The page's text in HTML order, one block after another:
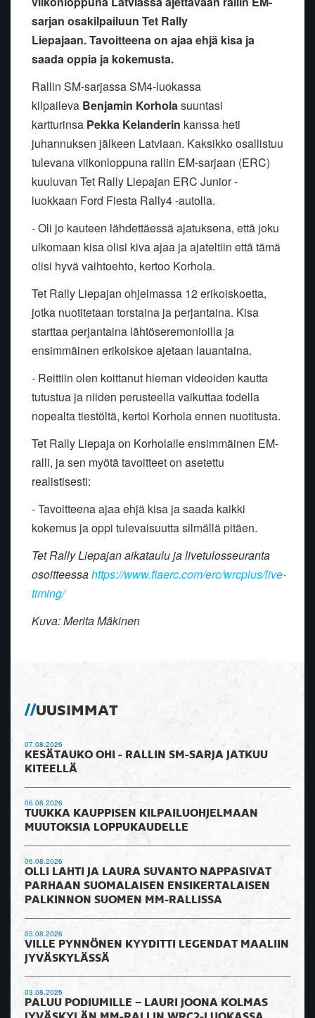
sarjan osakilpailuun Tet Rally
Liepajaan.Tavoitteena on ajaa ehjä kisa ja
saada oppia ja kokemusta.
Rallin SM-sarjassa SM4-luokassa
kilpaileva Benjamin Korholasuuntasi
kartturinsa Pekka Kelanderin kanssa heti
juhannuksen jälkeen Latviaan. Kaksikko osallistuu
tulevana viikonloppuna rallin EM-sarjaan (ERC)
kuuluvan Tet Rally Liepajan ERC Junior -
luokkaan Ford Fiesta Rally4 -autolla.
- Oli jo kauteen lähdettäessä ajatuksena, että joku
ulkomaan kisa olisi kiva ajaa ja ajateltiin että tämä
olisi hyvä vaihtoehto, kertoo Korhola.
Tet Rally Liepajan ohjelmassa 12 erikoiskoetta,
jotka nuotitetaan torstaina ja perjantaina. Kisa
starttaa perjantaina lähtöseremonioilla ja
ensimmäinen erikoiskoe ajetaan lauantaina.
- Reittiin olen koittanut hieman videoiden kautta
tutustua ja niiden perusteella vaikuttaa todella
nopealta tiestöltä, kertoi Korhola ennen nuotitusta.
Tet Rally Liepaja on Korholalle ensimmäinen EM-
ralli, ja sen myötä tavoitteet on asetettu
realistisesti:
- Tavoitteena ajaa ehjä kisa ja saada kaikki
kokemus ja oppi tulevaisuutta silmällä pitäen.
Tet Rally Liepajan aikataulu ja livetulosseuranta
osoitteessahttps://www.fiaerc.com/erc/wrcplus/live-
timing/
Kuva: Merita Mäkinen
UUSIMMAT
07.08.2026
KESÄTAUKO OHI - RALLIN SM-SARJA JATKUU
KITEELLÄ
06.08.2026
TUUKKA KAUPPISEN KILPAILUOHJELMAAN
MUUTOKSIA LOPPUKAUDELLE
06.08.2026
OLLI LAHTI JA LAURA SUVANTO NAPPASIVAT
PARHAAN SUOMALAISEN ENSIKERTALAISEN
PALKINNON SUOMEN MM-RALLISSA
05.08.2026
VILLE PYNNÖNEN KYYDITTI LEGENDAT MAALIIN
JYVÄSKYLÄSSÄ
03.08.2026
PALUU PODIUMILLE – LAURI JOONA KOLMAS